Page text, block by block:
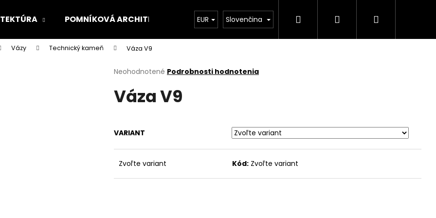
POMNÍKOVÁ ARCHITEKTÚRA O NÁS Kamenárstvo STONESTORE – Cenník
EUR Slovenčina Hľadať PrihlásenieNákupný
Vázy Technický kameň Váza V9
Priemerné
produktu
je
hviezdičiek.
Neohodnotené Podrobnosti hodnotenia
Váza V9
VARIANT
Zvoľte variant Kód: Zvoľte variant
Čo potrebujete nájsť?
HĽADAŤ